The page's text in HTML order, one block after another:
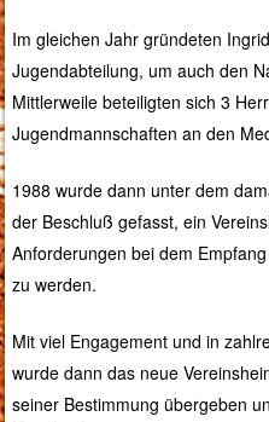
Im gleichen Jahr gründeten
Jugendabteilung, um auch den
Mittlerweile beteiligten sich 3
Jugendmannschaften an den
1988 wurde dann unter dem
der Beschluß gefasst, ein
Anforderungen bei dem
zu werden.
Mit viel Engagement und in
wurde dann das neue
seiner Bestimmung übergeben